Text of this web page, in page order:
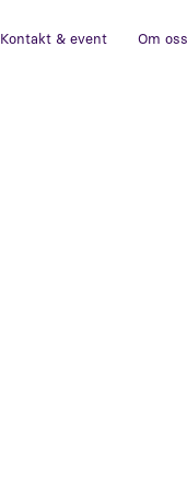
Kontakt & event Om